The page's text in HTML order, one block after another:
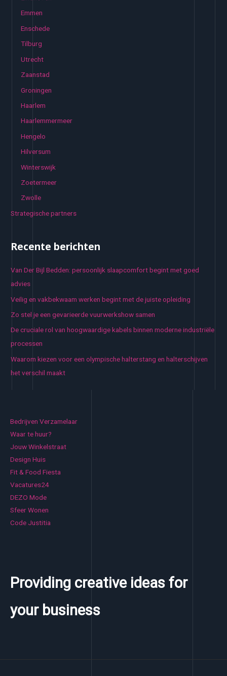
Emmen
Enschede
Tilburg
Utrecht
Zaanstad
Groningen
Haarlem
Haarlemmermeer
Hengelo
Hilversum
Winterswijk
Zoetermeer
Zwolle
Strategische partners
Recente berichten
Van Der Bijl Bedden: persoonlijk slaapcomfort begint met goed
advies
Veilig en vakbekwaam werken begint met de juiste opleiding
Zo stel je een gevarieerde vuurwerkshow samen
De cruciale rol van hoogwaardige kabels binnen moderne industriële
processen
Waarom kiezen voor een olympische halterstang en halterschijven
het verschil maakt
Bedrijven Verzamelaar
Waar te huur?
Jouw Winkelstraat
Design Huis
Fit & Food Fiesta
Vacatures24
DEZO Mode
Sfeer Wonen
Code Justitia
Providing creative ideas for
your business